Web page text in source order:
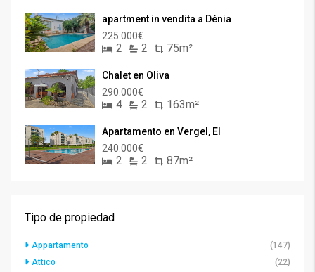
apartment in vendita a Dénia
225.000€
2 2 75m²
Chalet en Oliva
290.000€
4 2 163m²
Apartamento en Vergel, El
240.000€
2 2 87m²
Tipo de propiedad
Appartamento
(147)
Attico
(22)